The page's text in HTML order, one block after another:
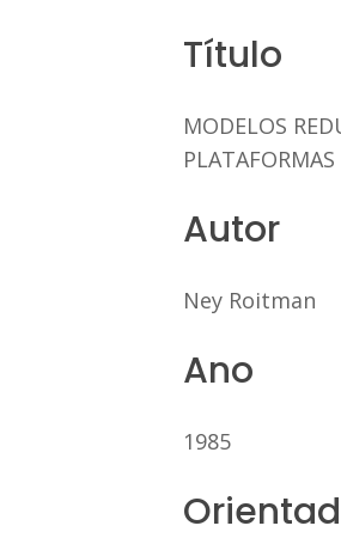
Título
MODELOS
Autor
Ney Roitman
Ano
1985